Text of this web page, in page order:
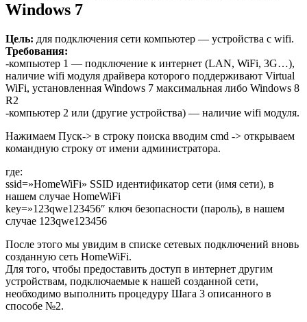
Windows 7
Цель: для подключения сети компьютер — устройства с wifi.
Требования:
-компьютер 1 — подключение к интернет (LAN, WiFi, 3G…),
наличие wifi модуля драйвера которого поддерживают Virtual
WiFi, установленная Windows 7 максимальная либо Windows 8
R2
-компьютер 2 или (другие устройства) — наличие wifi модуля.
Нажимаем Пуск-> в строку поиска вводим cmd -> открываем
командную строку от имени администратора.
где:
ssid=»HomeWiFi» SSID идентификатор сети (имя сети), в
нашем случае HomeWiFi
key=»123qwe123456″ ключ безопасности (пароль), в нашем
случае 123qwe123456
После этого мы увидим в списке сетевых подключений вновь
созданную сеть HomeWiFi.
Для того, чтобы предоставить доступ в интернет другим
устройствам, подключаемые к нашей созданной сети,
необходимо выполнить процедуру Шага 3 описанного в
способе №2.